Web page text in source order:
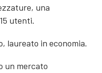
una
utenti.
laureato in economia.
un mercato